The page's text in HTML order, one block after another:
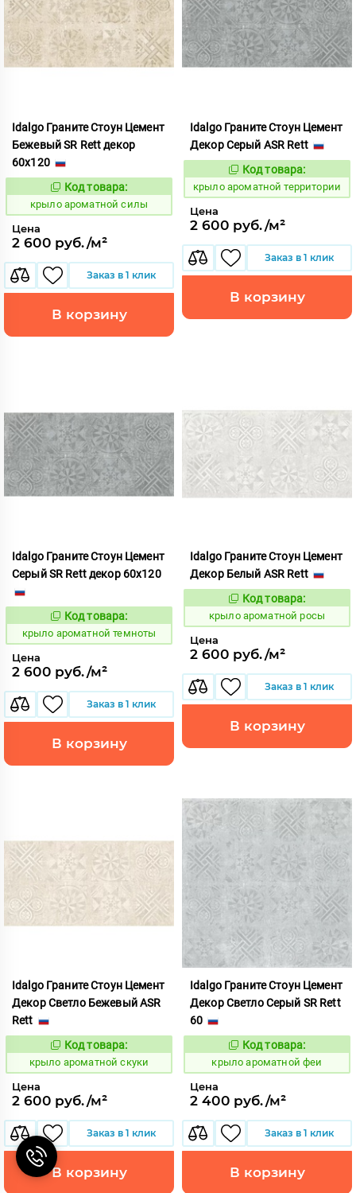
Idalgo Граните Стоун Цемент
Бежевый SR Rett декор
60x120
828463
Код товара:
крыло ароматной силы
Цена
2 600 руб./м²
Заказ в 1 клик
В корзину
Idalgo Граните Стоун Цемент
Декор Серый ASR Rett
828479
Код товара:
крыло ароматной территории
Цена
2 600 руб./м²
Заказ в 1 клик
В корзину
Idalgo Граните Стоун Цемент
Серый SR Rett декор 60x120
828477
Код товара:
крыло ароматной темноты
Цена
2 600 руб./м²
Заказ в 1 клик
В корзину
Idalgo Граните Стоун Цемент
Декор Белый ASR Rett
828457
Код товара:
крыло ароматной росы
Цена
2 600 руб./м²
Заказ в 1 клик
В корзину
Idalgo Граните Стоун Цемент
Декор Светло Бежевый ASR
Rett
828469
Код товара:
крыло ароматной скуки
Цена
2 600 руб./м²
Заказ в 1 клик
В корзину
Idalgo Граните Стоун Цемент
Декор Светло Серый SR Rett
60
828488
Код товара:
крыло ароматной феи
Цена
2 400 руб./м²
Заказ в 1 клик
В корзину